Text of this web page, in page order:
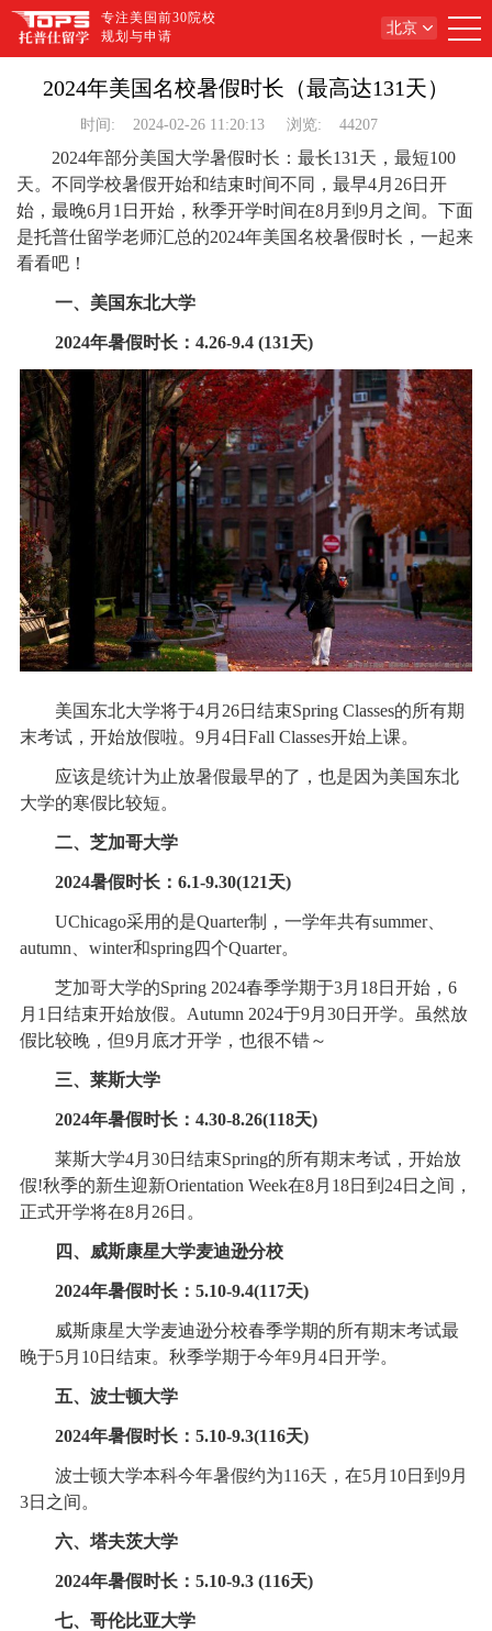
专注美国前30院校
规划与申请
北京
2024年美国名校暑假时长（最高达131天）
时间: 2024-02-26 11:20:13 浏览: 44207
2024年部分美国大学暑假时长：最长131天，最短100
天。不同学校暑假开始和结束时间不同，最早4月26日开
始，最晚6月1日开始，秋季开学时间在8月到9月之间。下面
是托普仕留学老师汇总的2024年美国名校暑假时长，一起来
看看吧！
一、美国东北大学
2024年暑假时长：4.26-9.4 (131天)
美国东北大学将于4月26日结束Spring Classes的所有期
末考试，开始放假啦。9月4日Fall Classes开始上课。
应该是统计为止放暑假最早的了，也是因为美国东北
大学的寒假比较短。
二、芝加哥大学
2024暑假时长：6.1-9.30(121天)
UChicago采用的是Quarter制，一学年共有summer、
autumn、winter和spring四个Quarter。
芝加哥大学的Spring 2024春季学期于3月18日开始，6
月1日结束开始放假。Autumn 2024于9月30日开学。虽然放
假比较晚，但9月底才开学，也很不错～
三、莱斯大学
2024年暑假时长：4.30-8.26(118天)
莱斯大学4月30日结束Spring的所有期末考试，开始放
假!秋季的新生迎新Orientation Week在8月18日到24日之间，
正式开学将在8月26日。
四、威斯康星大学麦迪逊分校
2024年暑假时长：5.10-9.4(117天)
威斯康星大学麦迪逊分校春季学期的所有期末考试最
晚于5月10日结束。秋季学期于今年9月4日开学。
五、波士顿大学
2024年暑假时长：5.10-9.3(116天)
波士顿大学本科今年暑假约为116天，在5月10日到9月
3日之间。
六、塔夫茨大学
2024年暑假时长：5.10-9.3 (116天)
七、哥伦比亚大学